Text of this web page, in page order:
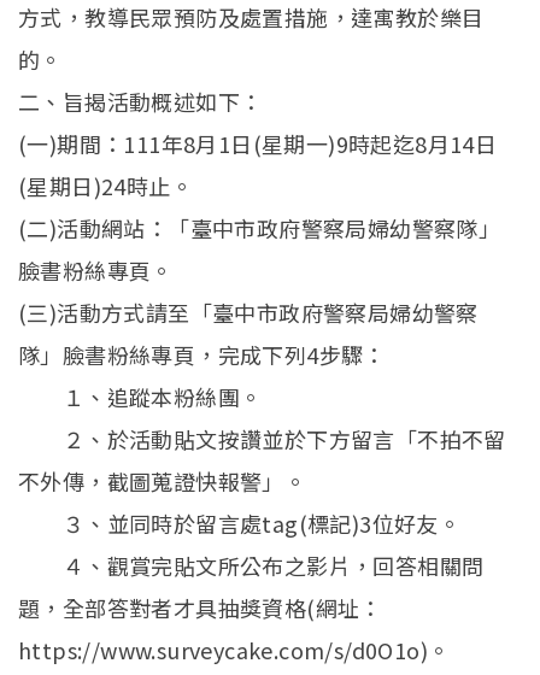
方式，教導民眾預防及處置措施，達寓教於樂目
的。
二、旨揭活動概述如下：
(一)期間：111年8月1日(星期一)9時起迄8月14日
(星期日)24時止。
(二)活動網站：「臺中市政府警察局婦幼警察隊」
臉書粉絲專頁。
(三)活動方式請至「臺中市政府警察局婦幼警察
隊」臉書粉絲專頁，完成下列4步驟：
１、追蹤本粉絲團。
２、於活動貼文按讚並於下方留言「不拍不留
不外傳，截圖蒐證快報警」。
３、並同時於留言處tag(標記)3位好友。
４、觀賞完貼文所公布之影片，回答相關問
題，全部答對者才具抽獎資格(網址：
https://www.surveycake.com/s/d0O1o)。